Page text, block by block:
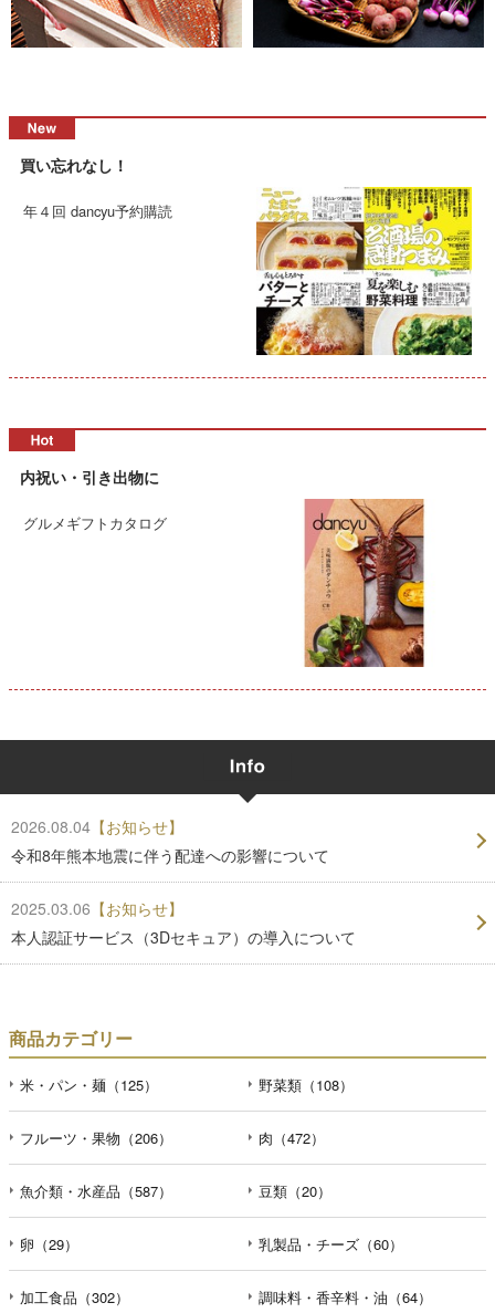
買い忘れなし！
年４回 dancyu予約購読
内祝い・引き出物に
グルメギフトカタログ
2026.08.04 【お知らせ】
令和8年熊本地震に伴う配達への影響について
2025.03.06 【お知らせ】
本人認証サービス（3Dセキュア）の導入について
商品カテゴリー
米・パン・麺（125） 野菜類（108）
フルーツ・果物（206） 肉（472）
魚介類・水産品（587） 豆類（20）
卵（29） 乳製品・チーズ（60）
加工食品（302） 調味料・香辛料・油（64）